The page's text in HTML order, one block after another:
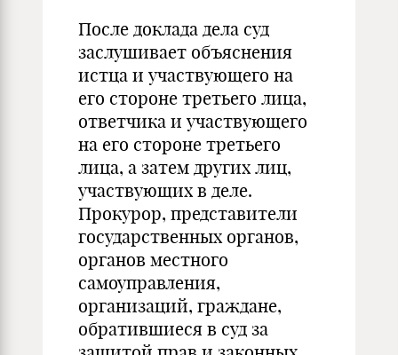
После доклада дела суд
заслушивает объяснения
истца и участвующего на
его стороне третьего лица,
ответчика и участвующего
на его стороне третьего
лица, а затем других лиц,
участвующих в деле.
Прокурор, представители
государственных органов,
органов местного
самоуправления,
организаций, граждане,
обратившиеся в суд за